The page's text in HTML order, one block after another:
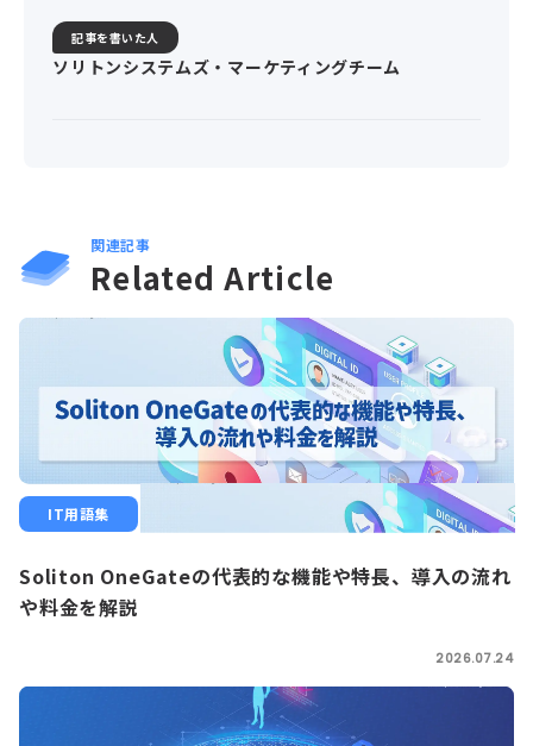
記事を書いた人
ソリトンシステムズ・マーケティングチーム
関連記事
Related Article
IT用語集
Soliton OneGateの代表的な機能や特長、導入の流れ
や料金を解説
2026.07.24